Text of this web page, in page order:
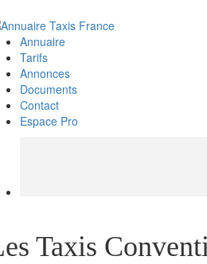
Annuaire
Tarifs
Annonces
Documents
Contact
Espace Pro
Taxis